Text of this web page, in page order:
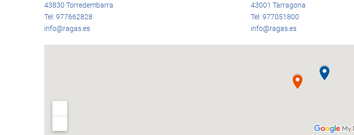
43830 Torredembarra
Tel: 977662828
info@ragas.es
43001 Tarragona
Tel: 977051800
info@ragas.es